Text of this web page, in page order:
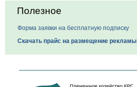
Полезное
Форма заявки на бесплатную подписку
Скачать прайс на размещение рекламы